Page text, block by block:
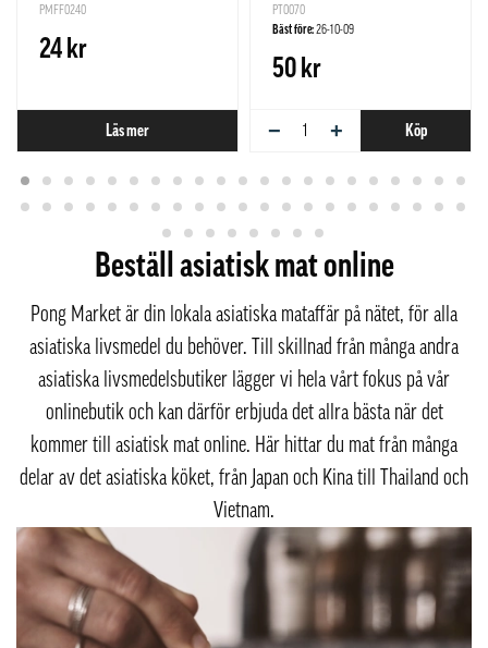
PMFF0240
24 kr
Läs mer
PT0070
Bäst före:26-10-09
50 kr
− + Köp
Beställ asiatisk mat online
Pong Market är din lokala asiatiska mataffär på nätet, för alla
asiatiska livsmedel du behöver. Till skillnad från många andra
asiatiska livsmedelsbutiker lägger vi hela vårt fokus på vår
onlinebutik och kan därför erbjuda det allra bästa när det
kommer till asiatisk mat online. Här hittar du mat från många
delar av det asiatiska köket, från Japan och Kina till Thailand och
Vietnam.